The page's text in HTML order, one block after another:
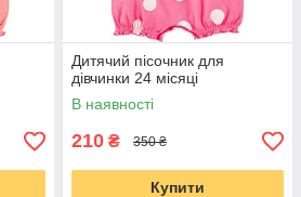
Дитячий пісочник для
дівчинки 24 місяці
В наявності
210 ₴ 350 ₴
Купити